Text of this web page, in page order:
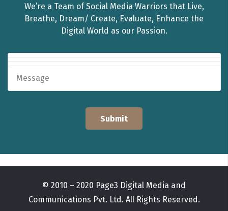
We’re a Team of Social Media Warriors that Live,
Breathe, Dream/ Create, Evaluate, Enhance the
Digital World as our Passion.
© 2010 – 2020 Page3 Digital Media and
Communications Pvt. Ltd. All Rights Reserved.